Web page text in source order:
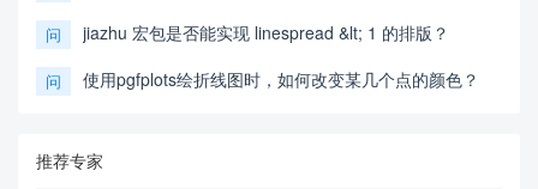
问 jiazhu 宏包是否能实现 linespread &lt; 1 的排版？
问 使用pgfplots绘折线图时，如何改变某几个点的颜色？
推荐专家